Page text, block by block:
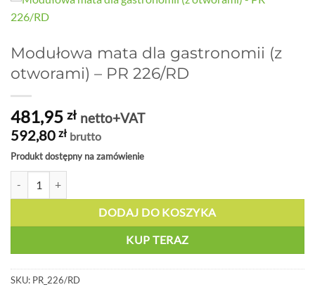
Modułowa mata dla gastronomii (z
otworami) – PR 226/RD
481,95 zł netto+VAT
592,80 zł brutto
Produkt dostępny na zamówienie
DODAJ DO KOSZYKA
KUP TERAZ
SKU: PR_226/RD